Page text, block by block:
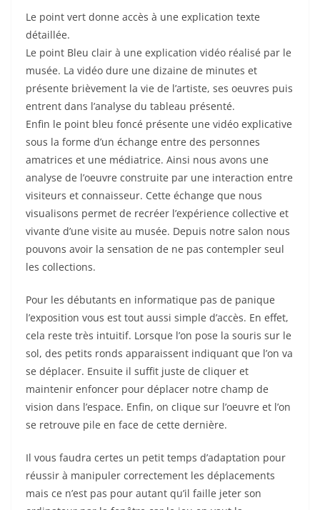
Le point vert donne accès à une explication texte
détaillée.
Le point Bleu clair à une explication vidéo réalisé par le
musée. La vidéo dure une dizaine de minutes et
présente brièvement la vie de l’artiste, ses oeuvres puis
entrent dans l’analyse du tableau présenté.
Enfin le point bleu foncé présente une vidéo explicative
sous la forme d’un échange entre des personnes
amatrices et une médiatrice. Ainsi nous avons une
analyse de l’oeuvre construite par une interaction entre
visiteurs et connaisseur. Cette échange que nous
visualisons permet de recréer l’expérience collective et
vivante d’une visite au musée. Depuis notre salon nous
pouvons avoir la sensation de ne pas contempler seul
les collections.
Pour les débutants en informatique pas de panique
l’exposition vous est tout aussi simple d’accès. En effet,
cela reste très intuitif. Lorsque l’on pose la souris sur le
sol, des petits ronds apparaissent indiquant que l’on va
se déplacer. Ensuite il suffit juste de cliquer et
maintenir enfoncer pour déplacer notre champ de
vision dans l’espace. Enfin, on clique sur l’oeuvre et l’on
se retrouve pile en face de cette dernière.
Il vous faudra certes un petit temps d’adaptation pour
réussir à manipuler correctement les déplacements
mais ce n’est pas pour autant qu’il faille jeter son